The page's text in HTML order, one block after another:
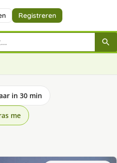
Registreren
in 30 min
me